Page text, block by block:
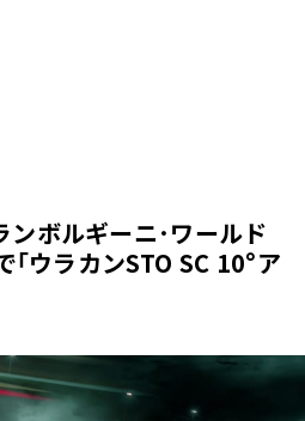
ンボルギーニ･ワールド
｢ウラカンSTO SC 10°ア